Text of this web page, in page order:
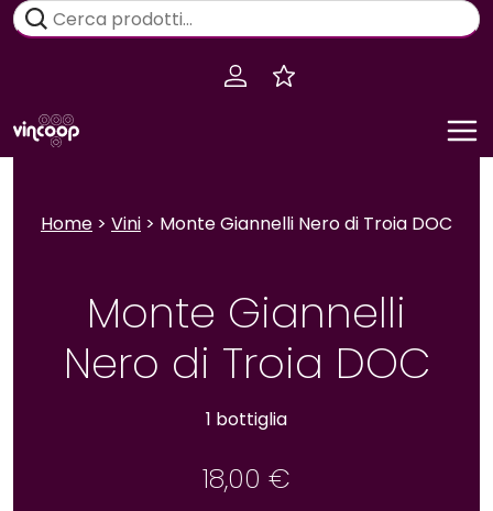
Salta
Cerca:
Home > Vini > Monte Giannelli Nero di Troia DOC
Monte Giannelli
Nero di Troia DOC
1 bottiglia
18,00 €